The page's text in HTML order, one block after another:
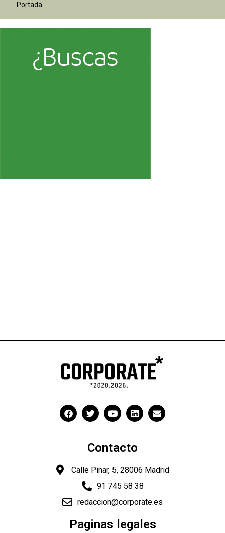
Portada
Contacto
Calle Pinar, 5, 28006 Madrid
91 745 58 38
redaccion@corporate.es
Paginas legales